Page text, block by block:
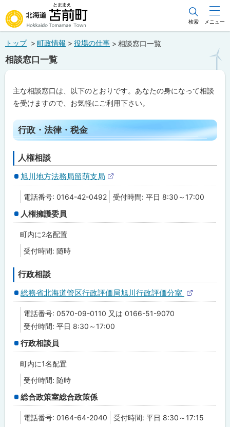
文
メ
ニ
北海道苫前町
Hokkaido Tomamae Town
検索 メニュー
トップ 町政情報 役場の仕事 相談窓口一覧
相談窓口一覧
主な相談窓口は、以下のとおりです。あなたの身になって相談
を受けますので、お気軽にご利用下さい。
ペ
ー
ジ
目
次
行
政
・
法
律
・
金
年
・
社
会
保
健
活
・
家
庭
ど
も
・
教
育
行政・法律・税金
人権相談
旭川地方法務局留萌支局
外
部
サ
電話番号: 0164-42-0492 受付時間: 平日 8:30～17:00
人権擁護委員
町内に2名配置
受付時間: 随時
行政相談
総務省北海道管区行政評価局旭川行政評価分室
外
電話番号: 0570-09-0110 又は 0166-51-9070
受付時間: 平日 8:30～17:00
行政相談員
町内に1名配置
受付時間: 随時
総合政策室総合政策係
電話番号: 0164-64-2040 受付時間: 平日 8:30～17:15